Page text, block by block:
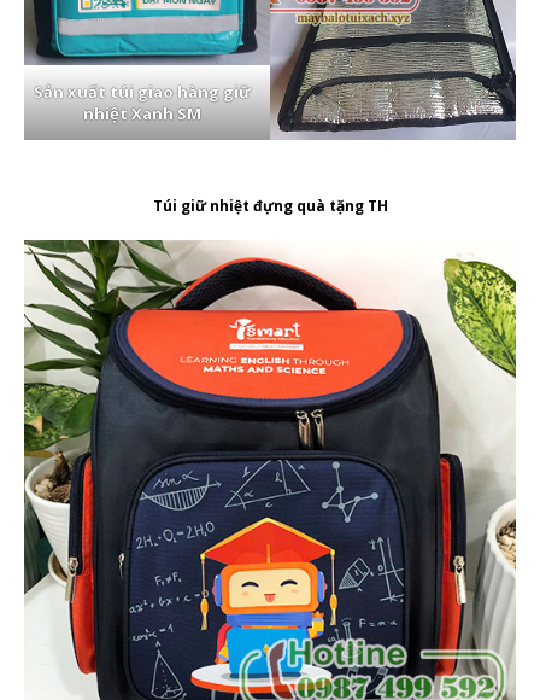
Sản xuất túi giao hàng giữ
nhiệt Xanh SM
Túi giữ nhiệt đựng quà tặng TH